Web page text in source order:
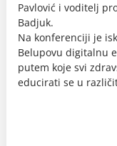
Pavlović i voditelj
Badjuk.
​Na konferenciji je
Belupovu digitalnu
putem koje svi
educirati se u